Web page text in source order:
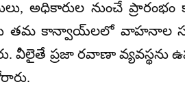
అధికారుల నుంచే
తమ కాన్వాయ్‌లలో వాహనాల
వీలైతే ప్రజా రవాణా వ్యవస్థను